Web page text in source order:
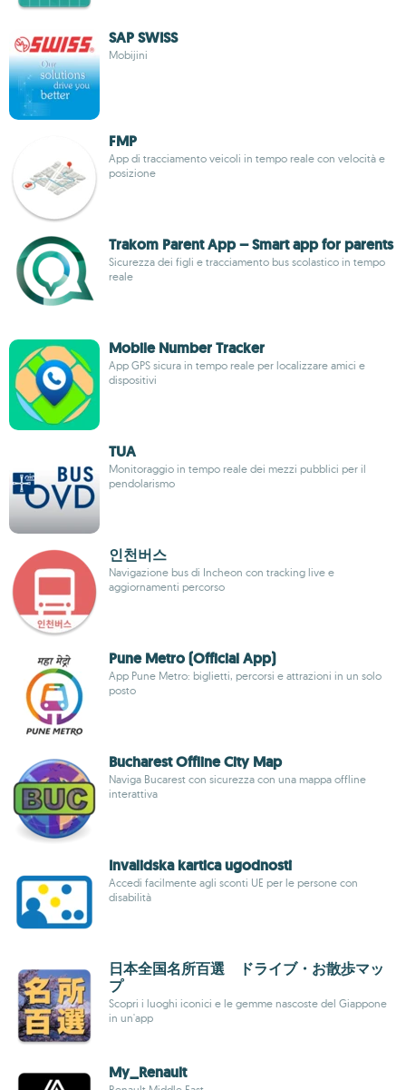
SAP SWISS
Mobijini
FMP
App di tracciamento veicoli in tempo reale con velocità e
posizione
Trakom Parent App – Smart app for parents
Sicurezza dei figli e tracciamento bus scolastico in tempo
reale
Mobile Number Tracker
App GPS sicura in tempo reale per localizzare amici e
dispositivi
TUA
Monitoraggio in tempo reale dei mezzi pubblici per il
pendolarismo
인천버스
Navigazione bus di Incheon con tracking live e
aggiornamenti percorso
Pune Metro (Official App)
App Pune Metro: biglietti, percorsi e attrazioni in un solo
posto
Bucharest Offline City Map
Naviga Bucarest con sicurezza con una mappa offline
interattiva
Invalidska kartica ugodnosti
Accedi facilmente agli sconti UE per le persone con
disabilità
日本全国名所百選 ドライブ・お散歩マッ
プ
Scopri i luoghi iconici e le gemme nascoste del Giappone
in un'app
My_Renault